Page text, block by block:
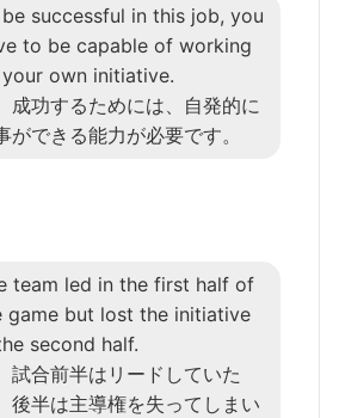
successful in this job, you
to be capable of working
own initiative.
成功するためには、自発的に
ができる能力が必要です。
team led in the first half of
game but lost the initiative
second half.
試合前半はリードしていた
後半は主導権を失ってしまい